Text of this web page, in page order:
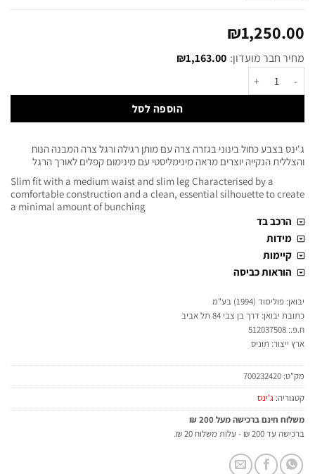
₪1,250.00
מחיר חבר מועדון: ₪1,163.00
הוספה לסל
ג'ינס בצבע כחול בינוני בגזרה צרה עם מותן רגילה ורגל צרה המבנה הנוח
והצללית הנקייה יוצרים מראה מינימליסטי עם מינימום קפלים לאורך הרגל
Slim fit with a medium waist and slim leg Characterised by a
comfortable construction and a clean, essential silhouette to create
a minimal amount of bunching
הרכב בד
מידות
קיימות
הוראות כביסה
יבואן: פולימוד (1994) בע"מ
כתובת יבואן: דרך בן צבי 84 תל אביב
ח.פ.: 512037508
ארץ ייצור: תוניס
מק"ט: 700232420
קטגוריה: ג'ינס
משלוח חינם ברכישה מעל 200 ₪
ברכישה עד 200 ₪ - עלות משלוח 20 ₪.